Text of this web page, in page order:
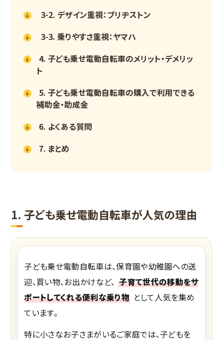
3-2. デザイン重視：ブリヂストン
3-3. 乗りやすさ重視：ヤマハ
4. 子ども乗せ電動自転車のメリット・デメリッ
ト
5. 子ども乗せ電動自転車の購入で利用できる
補助金・助成金
6. よくある質問
7. まとめ
1. 子ども乗せ電動自転車が人気の理由
子ども乗せ電動自転車は、保育園や幼稚園への送
迎、買い物、お出かけなど、 子育て世代の移動をサ
ポートしてくれる便利な乗り物 として人気を集め
ています。
特に小さなお子さまがいるご家庭では、子どもを